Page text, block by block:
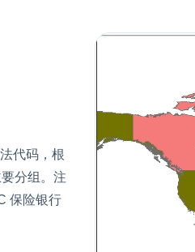
代码，根
分组。注
保险银行